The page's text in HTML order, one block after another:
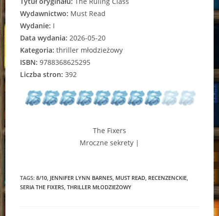
Wydawnictwo: Must Read
Wydanie: I
Data wydania: 2026-05-20
Kategoria: thriller młodzieżowy
ISBN: 9788368625295
Liczba stron: 392
The Fixers
Mroczne sekrety |
TAGS:8/10 JENNIFER LYNN BARNES MUST READ RECENZENCKIE
SERIA THE FIXERS THRILLER MŁODZIEŻOWY